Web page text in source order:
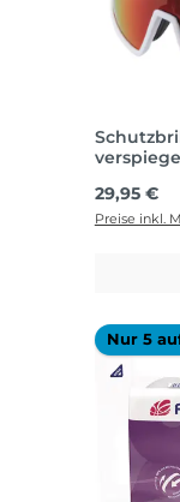
Regulärer
29,95 €
Preise inkl.
Nur 5